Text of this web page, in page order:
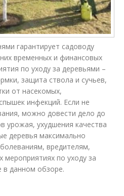
гарантирует садоводу
временных и финансовых
по уходу за деревьями –
защита ствола и сучьев,
от насекомых,
инфекций. Если не
можно довести дело до
урожая, ухудшения качества
деревья максимально
вредителям,
мероприятиях по уходу за
в данном обзоре.